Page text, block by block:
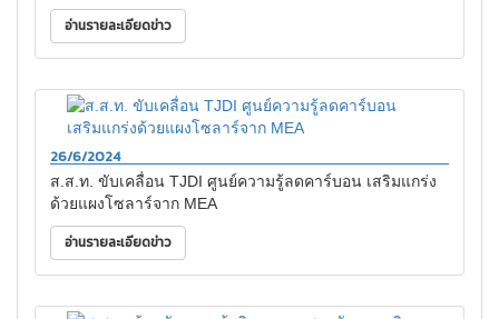
อ่านรายละเอียดข่าว
26/6/2024
ส.ส.ท. ขับเคลื่อน TJDI ศูนย์ความรู้ลดคาร์บอน เสริมแกร่ง
ด้วยแผงโซลาร์จาก MEA
อ่านรายละเอียดข่าว